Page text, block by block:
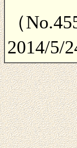
（
2014/5/